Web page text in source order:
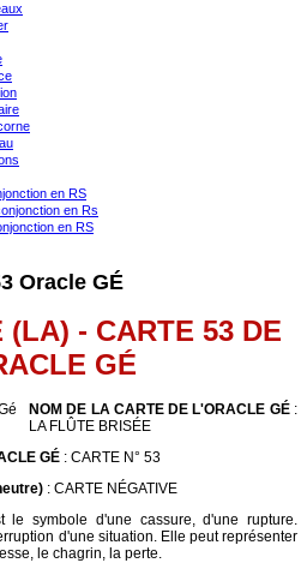
en RS
en Rs
en RS
Oracle GÉ
(LA) - CARTE 53 DE
GÉ
NOM DE LA CARTE DE L'ORACLE GÉ:
LA FLÛTE BRISÉE
GÉ : CARTE N° 53
: CARTE NÉGATIVE
symbole d'une cassure, d'une rupture.
d'une situation. Elle peut représenter
le chagrin, la perte.